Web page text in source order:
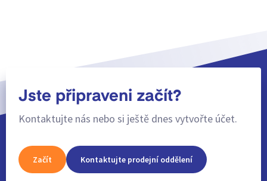
Jste připraveni začít?
Kontaktujte nás nebo si ještě dnes vytvořte účet.
Začít Kontaktujte prodejní oddělení